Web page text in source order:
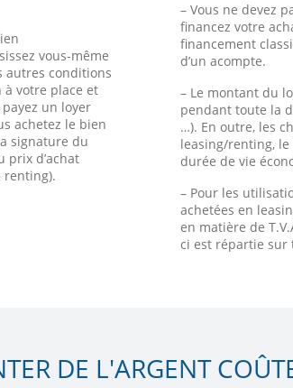
vous-même
autres conditions
à votre place et
un loyer
achetez le bien
signature du
prix d’achat
renting).
– Vous ne devez
financez votre
financement
d’un acompte.
– Le montant du
pendant toute la
…). En outre, les
leasing/renting,
durée de vie
– Pour les
achetées en
en matière de
ci est répartie
DE L'ARGENT